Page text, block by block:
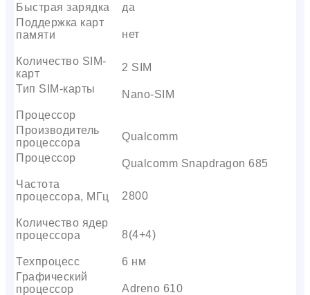
Быстрая зарядка
да
Поддержка карт
памяти
нет
Количество SIM-
карт
2 SIM
Тип SIM-карты
Nano-SIM
Процессор
Производитель
процессора
Qualcomm
Процессор
Qualcomm Snapdragon 685
Частота
процессора, МГц
2800
Количество ядер
процессора
8(4+4)
Техпроцесс
6 нм
Графический
процессор
Adreno 610